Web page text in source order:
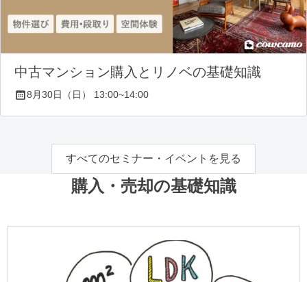
中古マンション購入とリノベの基礎知識
8月30日（日） 13:00~14:00
すべてのセミナー・イベントを見る
購入・売却の基礎知識